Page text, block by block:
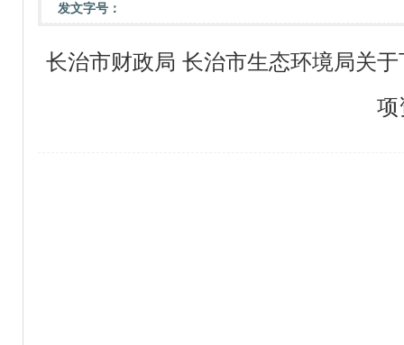
发文字号：
长治市财政局 长治市生态环境局关
项